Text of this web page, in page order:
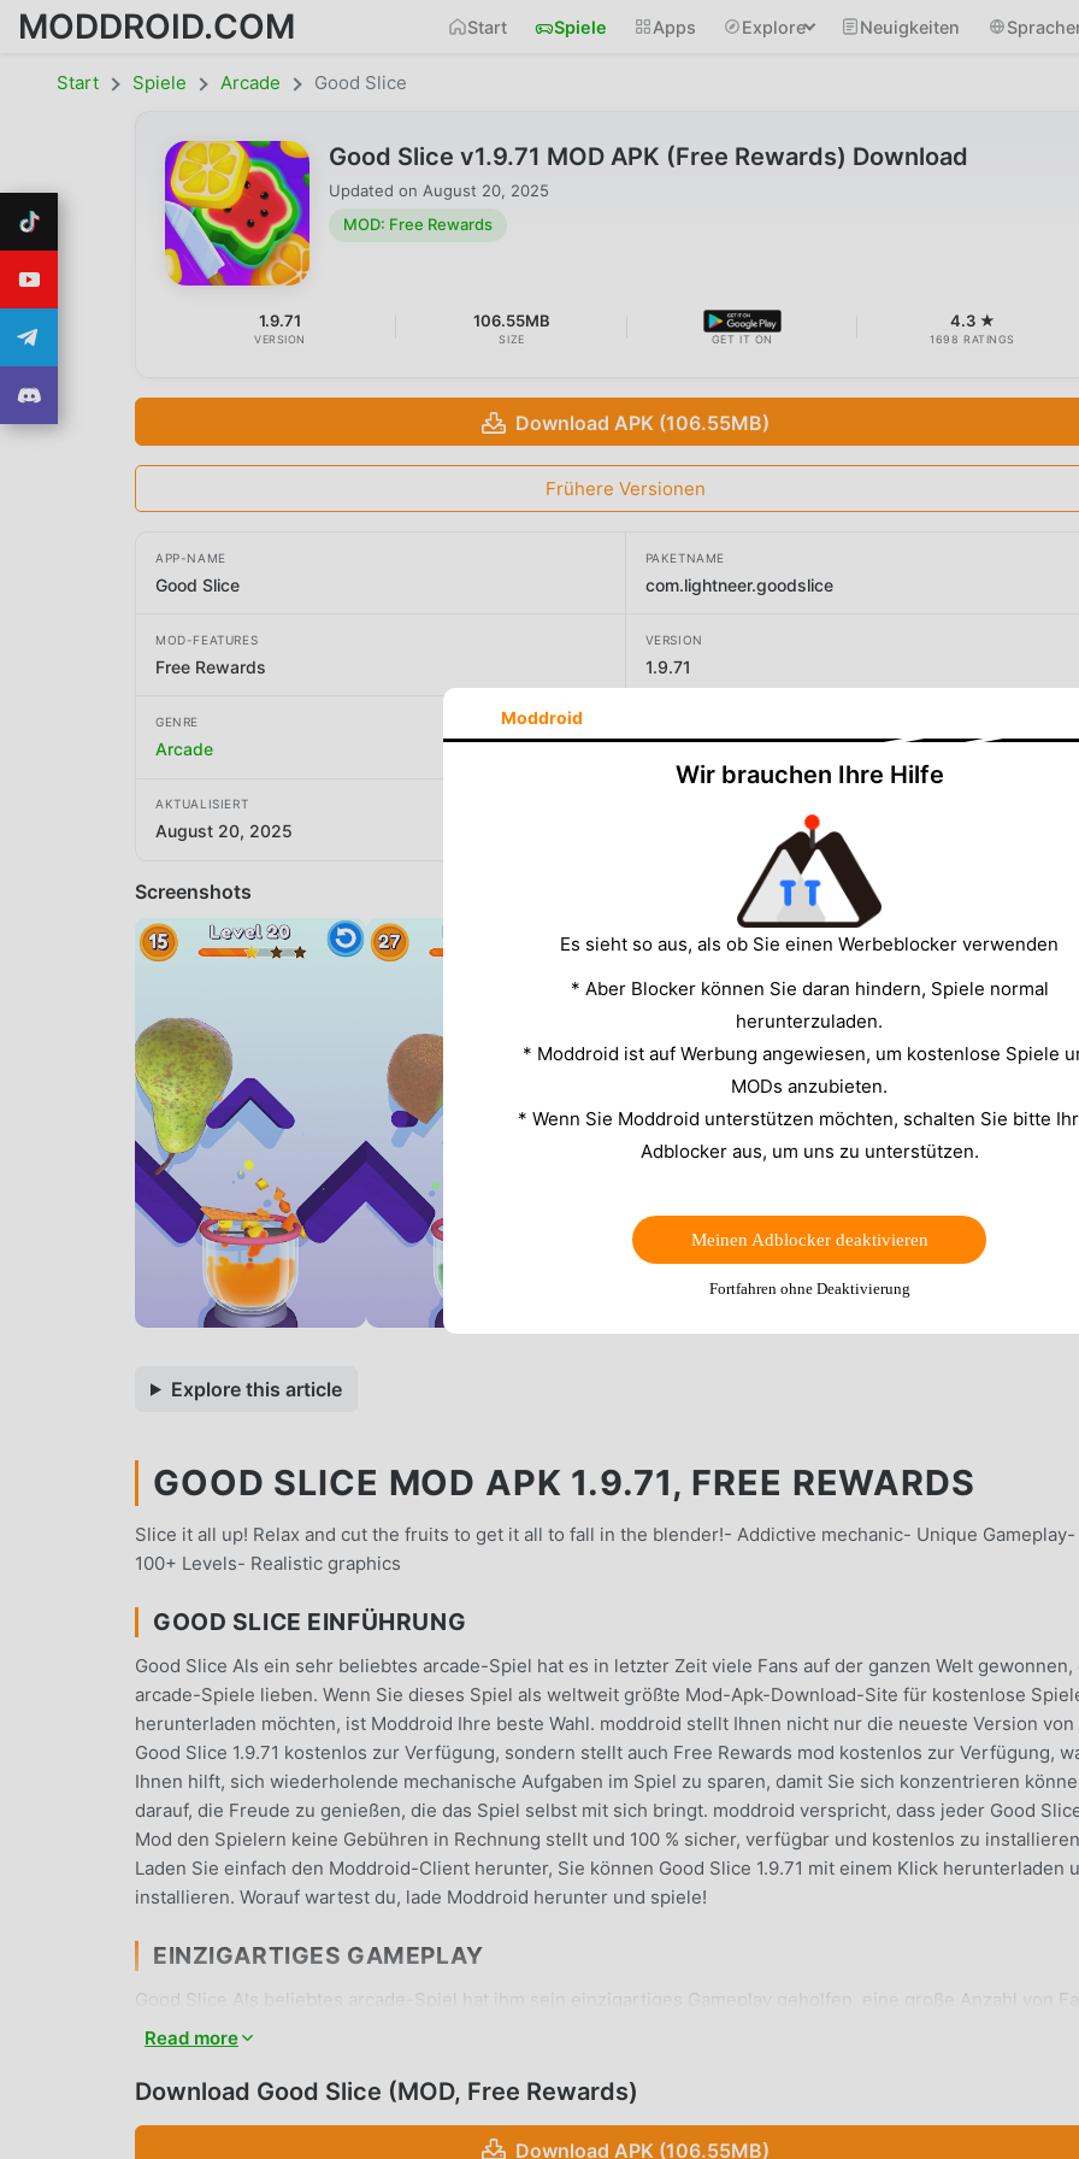
MODDROID.COM Start Spiele Apps Explore Neuigkeiten
Start Spiele Arcade Good Slice
Good Slice v1.9.71 MOD APK (Free Rewards) Download
Updated on August 20, 2025
MOD: Free Rewards
1.9.71
VERSION
106.55MB
SIZE GET IT ON
4.3 ★
1698 RATINGS
Download APK (106.55MB)
Frühere Versionen
APP-NAME
Good Slice
PAKETNAME
com.lightneer.goodslice
MOD-FEATURES
Free Rewards
VERSION
1.9.71
GENRE
Arcade VOODOO
AKTUALISIERT
August 20, 2025
Screenshots
Explore this article
GOOD SLICE MOD APK 1.9.71, FREE REWARDS
Slice it all up! Relax and cut the fruits to get it all to fall in the blender!- Addictive mechanic- Unique Gameplay-
100+ Levels- Realistic graphics
GOOD SLICE EINFÜHRUNG
Good Slice Als ein sehr beliebtes arcade-Spiel hat es in letzter Zeit viele Fans auf der ganzen Welt gewonnen,
arcade-Spiele lieben. Wenn Sie dieses Spiel als weltweit größte Mod-Apk-Download-Site für kostenlose
herunterladen möchten, ist Moddroid Ihre beste Wahl. moddroid stellt Ihnen nicht nur die neueste Version von
Good Slice 1.9.71 kostenlos zur Verfügung, sondern stellt auch Free Rewards mod kostenlos zur Verfügung,
Ihnen hilft, sich wiederholende mechanische Aufgaben im Spiel zu sparen, damit Sie sich konzentrieren
darauf, die Freude zu genießen, die das Spiel selbst mit sich bringt. moddroid verspricht, dass jeder Good
Mod den Spielern keine Gebühren in Rechnung stellt und 100 % sicher, verfügbar und kostenlos zu
Laden Sie einfach den Moddroid-Client herunter, Sie können Good Slice 1.9.71 mit einem Klick herunterladen
installieren. Worauf wartest du, lade Moddroid herunter und spiele!
EINZIGARTIGES GAMEPLAY
Good Slice Als beliebtes arcade-Spiel hat ihm sein einzigartiges Gameplay geholfen, eine große Anzahl von
auf der ganzen Welt zu gewinnen. Im Gegensatz zu herkömmlichen arcade-Spielen müssen Sie in Good Slice
genießen können, die die klassischen arcade-Spiele bringen Good Slice 1.9.71. Gleichzeitig hat moddroid
auf der ganzen Welt zu kommunizieren und zu teilen, worauf Sie warten, sich moddroid anzuschließen und
Read more
Download Good Slice (MOD, Free Rewards)
Download APK (106.55MB)
Moddroid
Wir brauchen Ihre Hilfe
Es sieht so aus, als ob Sie einen Werbeblocker verwenden
* Aber Blocker können Sie daran hindern, Spiele normal
herunterzuladen.
* Moddroid ist auf Werbung angewiesen, um kostenlose Spiele
MODs anzubieten.
* Wenn Sie Moddroid unterstützen möchten, schalten Sie bitte
Adblocker aus, um uns zu unterstützen.
Meinen Adblocker deaktivieren
Fortfahren ohne Deaktivierung